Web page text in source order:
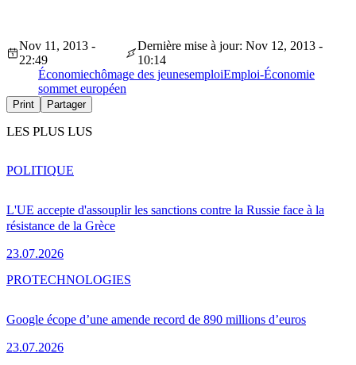
Nov 11, 2013 -
22:49
Dernière mise à jour: Nov 12, 2013 -
10:14
Économiechômage des jeunesemploiEmploi-Économie
sommet européen
Print Partager
LES PLUS LUS
L'UE accepte d'assouplir les sanctions contre la Russie face à la
résistance de la Grèce
23.07.2026
POLITIQUE
Google écope d’une amende record de 890 millions d’euros
23.07.2026
PROTECHNOLOGIES